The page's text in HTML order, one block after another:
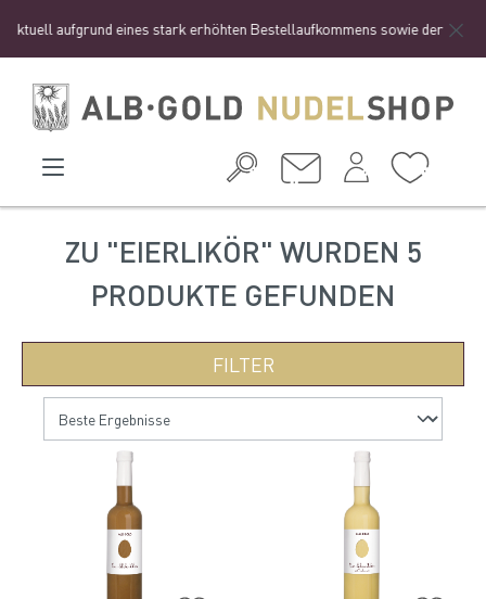
aufgrund eines stark erhöhten Bestellaufkommens sowie der
ZU "EIERLIKÖR" WURDEN 5
PRODUKTE GEFUNDEN
FILTER